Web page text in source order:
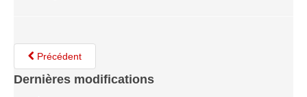
Précédent
Dernières modifications